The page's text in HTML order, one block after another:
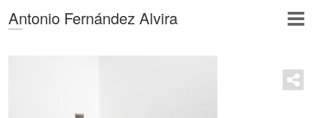
Antonio Fernández Alvira